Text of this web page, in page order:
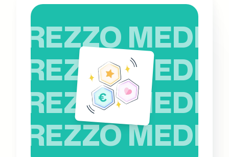
PREZZO MEDIO
PREZZO MEDIO
PREZZO MEDIO
PREZZO MEDIO